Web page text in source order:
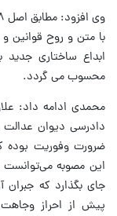
با متن و روح قوانین و
ابداع ساختاری
محسوب می گردد.
دادرسی دیوان
ضرورت وفوریت بوده
این مصوبه
جای بگذارد که جبران
پیش از احراز